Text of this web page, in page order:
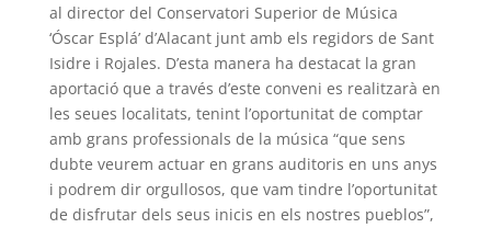
al director del Conservatori Superior de Música
‘Óscar Esplá’ d’Alacant junt amb els regidors de Sant
Isidre i Rojales. D’esta manera ha destacat la gran
aportació que a través d’este conveni es realitzarà en
les seues localitats, tenint l’oportunitat de comptar
amb grans professionals de la música “que sens
dubte veurem actuar en grans auditoris en uns anys
i podrem dir orgullosos, que vam tindre l’oportunitat
de disfrutar dels seus inicis en els nostres pueblos”,